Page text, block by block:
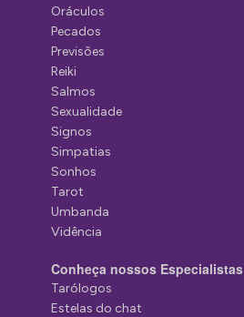
Oráculos
Pecados
Previsões
Reiki
Salmos
Sexualidade
Signos
Simpatias
Sonhos
Tarot
Umbanda
Vidência
Conheça nossos Especialistas
Tarólogos
Estelas do chat